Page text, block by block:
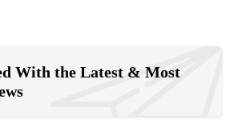
With the Latest & Most